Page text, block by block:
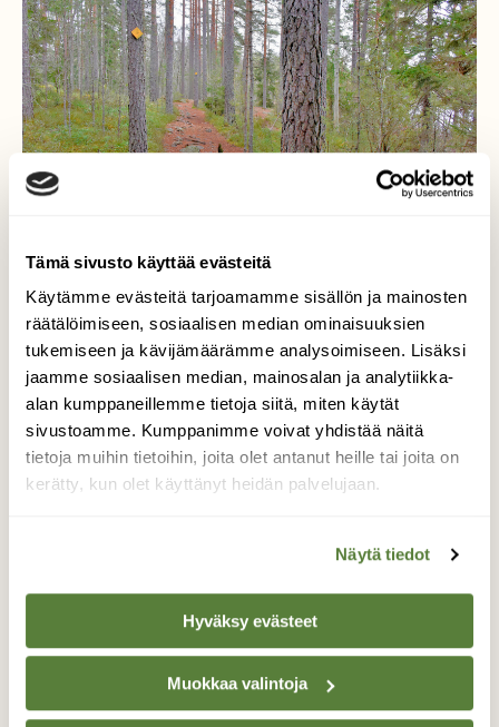
Tämä sivusto käyttää evästeitä
Käytämme evästeitä tarjoamamme sisällön ja mainosten
räätälöimiseen, sosiaalisen median ominaisuuksien
tukemiseen ja kävijämäärämme analysoimiseen. Lisäksi
jaamme sosiaalisen median, mainosalan ja analytiikka-
alan kumppaneillemme tietoja siitä, miten käytät
sivustoamme. Kumppanimme voivat yhdistää näitä
tietoja muihin tietoihin, joita olet antanut heille tai joita on
kerätty, kun olet käyttänyt heidän palvelujaan.
Näytä tiedot
Hyväksy evästeet
Muokkaa valintoja
Lumeton polku
Ja metsä Korpinkierroksella. Lampi on vielä
jäinen, mutta jää on heikkoa.
Valokuvaaja: Reijo Juurinen, Nuuksion
TAKAISIN LISTAAN